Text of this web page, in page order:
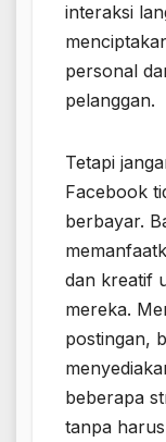
interaksi
personal
pelanggan.
Tetapi
Facebook
berbayar.
dan kreatif
mereka.
postingan,
beberapa
tanpa